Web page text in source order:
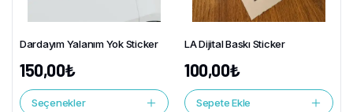
Dardayım Yalanım Yok Sticker
150,00₺
Seçenekler
LA Dijital Baskı Sticker
100,00₺
Sepete Ekle